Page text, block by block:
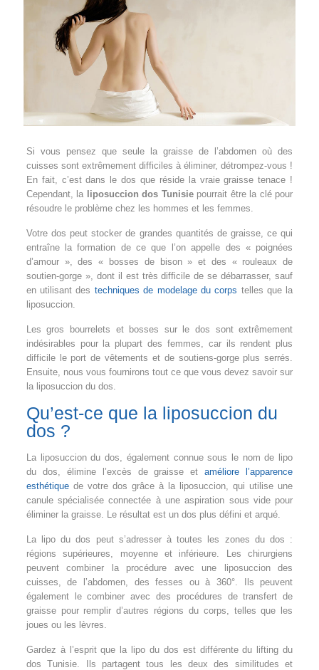
Si vous pensez que seule la graisse de l’abdomen où des
cuisses sont extrêmement difficiles à éliminer, détrompez-vous !
En fait, c’est dans le dos que réside la vraie graisse tenace !
Cependant, la
liposuccion dos Tunisiepourrait être la clé pour
résoudre le problème chez les hommes et les femmes.
Votre dos peut stocker de grandes quantités de graisse, ce qui
entraîne la formation de ce que l’on appelle des « poignées
d’amour », des « bosses de bison » et des « rouleaux de
soutien-gorge », dont il est très difficile de se débarrasser, sauf
en utilisant des techniques de modelage du corps telles que la
liposuccion.
Les gros bourrelets et bosses sur le dos sont extrêmement
indésirables pour la plupart des femmes, car ils rendent plus
difficile le port de vêtements et de soutiens-gorge plus serrés.
Ensuite, nous vous fournirons tout ce que vous devez savoir sur
la liposuccion du dos.
Qu’est-ce que la liposuccion du
dos ?
La liposuccion du dos, également connue sous le nom de lipo
du dos, élimine l’excès de graisse etaméliore l’apparence
esthétiquede votre dos grâce à la liposuccion, qui utilise une
canule spécialisée connectée à une aspiration sous vide pour
éliminer la graisse. Le résultat est un dos plus défini et arqué.
La lipo du dos peut s’adresser à toutes les zones du dos :
régions supérieures, moyenne et inférieure. Les chirurgiens
peuvent combiner la procédure avec une liposuccion des
cuisses, de l’abdomen, des fesses ou à 360°. Ils peuvent
également le combiner avec des procédures de transfert de
graisse pour remplir d’autres régions du corps, telles que les
joues ou les lèvres.
Gardez à l’esprit que la lipo du dos est différente du lifting du
dos Tunisie. Ils partagent tous les deux des similitudes et